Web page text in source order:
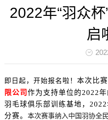
2022年“羽众
启
即日起，开始报名啦！ 本次比
限公司 作为支持单位的2022
羽毛球俱乐部训练基地，
分赛。 本次赛事纳入中国羽协全